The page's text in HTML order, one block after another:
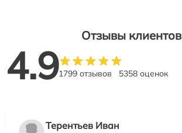
Отзывы клиентов
4.91799 отзывов 5358 оценок
Терентьев Иван